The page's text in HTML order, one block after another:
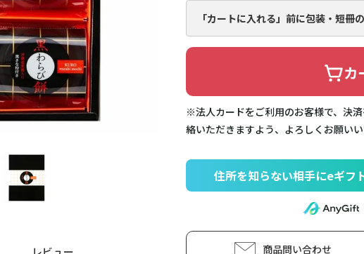
「カートに入れる」前に包装・短冊
カ
※法人カードをご利用のお客様で、決
絡いただきますよう、よろしくお願いい
住所を知らない相手にeギフ
商品問い合わせ